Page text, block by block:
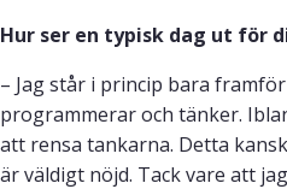
Hur ser en typisk dag ut för
– Jag står i princip bara
programmerar och tänker.
att rensa tankarna. Detta
är väldigt nöjd. Tack vare att